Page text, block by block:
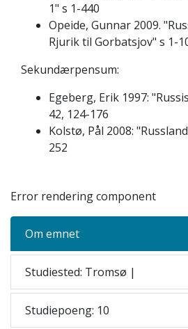
1" s 1-440
Opeide, Gunnar 2009.
Rjurik til Gorbatsjov" s 1-
Sekundærpensum:
Egeberg, Erik 1997:
42, 124-176
Kolstø, Pål 2008:
252
Error rendering component
Om emnet
Studiested: Tromsø |
Studiepoeng: 10